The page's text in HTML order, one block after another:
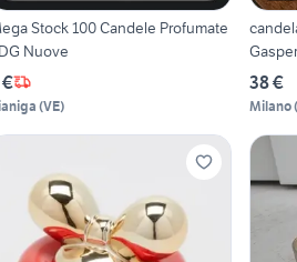
Stock 100 Candele Profumate
Nuove
(VE)
38 €
Milano(